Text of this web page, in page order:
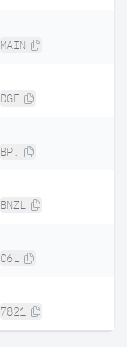
MAIN
DGE
BP.
BNZL
C6L
7821